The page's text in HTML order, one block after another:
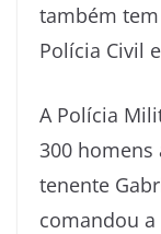
também
Polícia Civil
A Polícia
300 homens
tenente
comandou